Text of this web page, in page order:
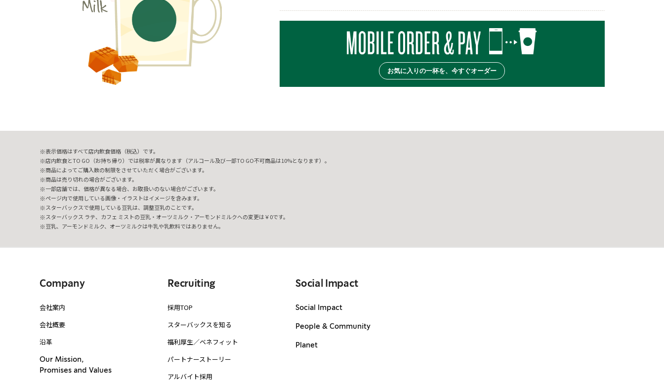
お気に入りの一杯を、今すぐオーダー
表示価格はすべて店内飲食価格（税込）です。
店内飲食とTO GO（お持ち帰り）では税率が異なります（アルコール及び一部TO GO不可商品は10%となります）。
商品によってご購入数の制限をさせていただく場合がございます。
商品は売り切れの場合がございます。
一部店舗では、価格が異なる場合、お取扱いのない場合がございます。
ページ内で使用している画像・イラストはイメージを含みます。
スターバックスで使用している豆乳は、調整豆乳のことです。
スターバックス ラテ、カフェ ミストの豆乳・オーツミルク・アーモンドミルクへの変更は￥0です。
豆乳、アーモンドミルク、オーツミルクは牛乳や乳飲料ではありません。
Company
会社案内
会社概要
沿革
Our Mission,
Promises and Values
Recruiting
採用TOP
スターバックスを知る
福利厚生／ベネフィット
パートナーストーリー
アルバイト採用
Social Impact
Social Impact
People & Community
Planet